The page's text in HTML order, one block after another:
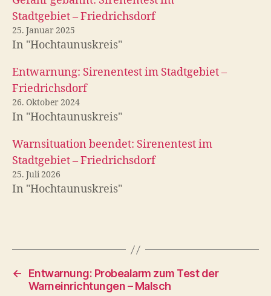
Stadtgebiet – Friedrichsdorf
25. Januar 2025
In "Hochtaunuskreis"
Entwarnung: Sirenentest im Stadtgebiet –
Friedrichsdorf
26. Oktober 2024
In "Hochtaunuskreis"
Warnsituation beendet: Sirenentest im
Stadtgebiet – Friedrichsdorf
25. Juli 2026
In "Hochtaunuskreis"
←
Entwarnung: Probealarm zum Test der
Warneinrichtungen – Malsch